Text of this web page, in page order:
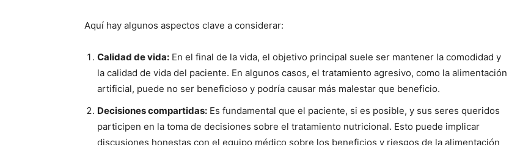
Aquí hay algunos aspectos clave a considerar:
Calidad de vida: En el final de la vida, el objetivo principal suele ser mantener la comodidad y
la calidad de vida del paciente. En algunos casos, el tratamiento agresivo, como la alimentación
artificial, puede no ser beneficioso y podría causar más malestar que beneficio.
Decisiones compartidas: Es fundamental que el paciente, si es posible, y sus seres queridos
participen en la toma de decisiones sobre el tratamiento nutricional. Esto puede implicar
discusiones honestas con el equipo médico sobre los beneficios y riesgos de la alimentación